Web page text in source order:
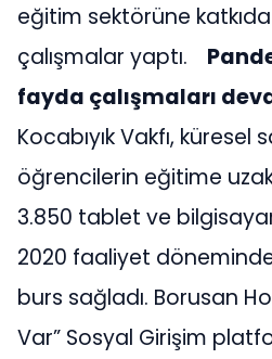
eğitim sektörüne
çalışmalar yaptı.
fayda çalışmaları
Kocabıyık Vakfı, küresel
öğrencilerin eğitime
3.850 tablet ve
2020 faaliyet
burs sağladı. Borusan
Var” Sosyal Girişim